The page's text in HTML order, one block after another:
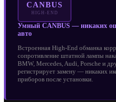
CANBUS
HIGH-END
Умный CANBUS — никаких
авто
Встроенная High-End обманка
сопротивление штатной лампы
BMW, Mercedes, Audi, Porsche и
регистрирует замену — никаких
приборов после установки.